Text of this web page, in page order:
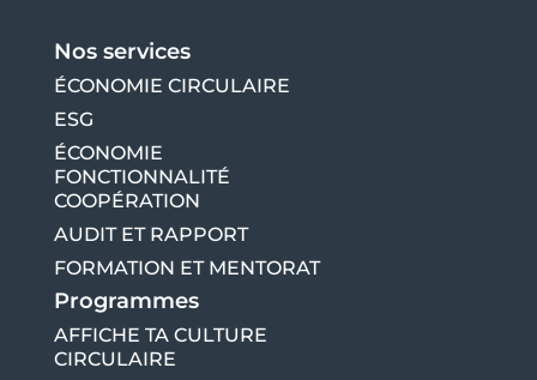
Nos services
ÉCONOMIE CIRCULAIRE
ESG
ÉCONOMIE
FONCTIONNALITÉ
COOPÉRATION
AUDIT ET RAPPORT
FORMATION ET MENTORAT
Programmes
AFFICHE TA CULTURE
CIRCULAIRE